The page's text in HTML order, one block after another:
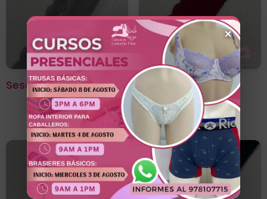
Sesgo Doble Mora Gris
Sesgo Doble Mora
Rojo Vino
×